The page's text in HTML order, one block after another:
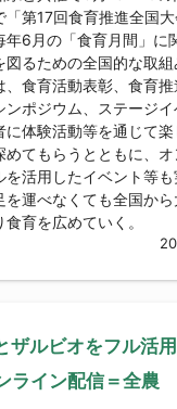
第17回食育推進全国大
年6月の「食育月間」に
図るための全国的な取
、食育活動表彰、食育
ンポジウム、ステージ
に体験活動等を通じて楽
めてもらうとともに、
活用したイベント等も
を運べなくても全国か
育を広めていく。
ザルビオをフル活
ライン配信＝全農